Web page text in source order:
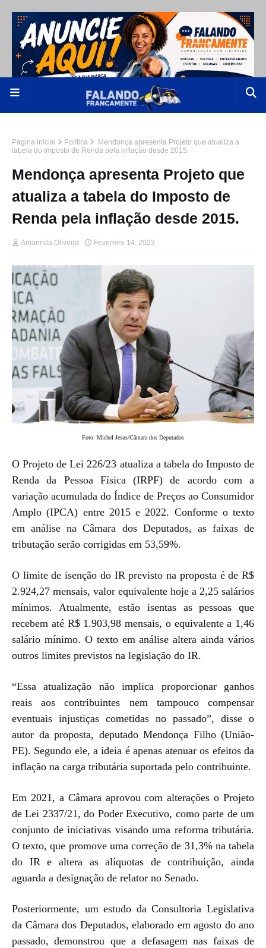
Página inicial Política
Mendonça apresenta Projeto que atualiza a
tabela do Imposto de Renda pela inflação desde 2015.
Mendonça apresenta Projeto que
atualiza a tabela do Imposto de
Renda pela inflação desde 2015.
Amannda Oliveira Fevereiro 14, 2023
Foto: Michel Jesus/Câmara dos Deputados
O Projeto de Lei 226/23 atualiza a tabela do Imposto de
Renda da Pessoa Física (IRPF) de acordo com a
variação acumulada do Índice de Preços ao Consumidor
Amplo (IPCA) entre 2015 e 2022. Conforme o texto
em análise na Câmara dos Deputados, as faixas de
tributação serão corrigidas em 53,59%.
O limite de isenção do IR previsto na proposta é de R$
2.924,27 mensais, valor equivalente hoje a 2,25 salários
mínimos. Atualmente, estão isentas as pessoas que
recebem até R$ 1.903,98 mensais, o equivalente a 1,46
salário mínimo. O texto em análise altera ainda vários
outros limites previstos na legislação do IR.
“Essa atualização não implica proporcionar ganhos
reais aos contribuintes nem tampouco compensar
eventuais injustiças cometidas no passado”, disse o
autor da proposta, deputado Mendonça Filho (União-
PE). Segundo ele, a ideia é apenas atenuar os efeitos da
inflação na carga tributária suportada pelo contribuinte.
Em 2021, a Câmara aprovou com alterações o Projeto
de Lei 2337/21, do Poder Executivo, como parte de um
conjunto de iniciativas visando uma reforma tributária.
O texto, que promove uma correção de 31,3% na tabela
do IR e altera as alíquotas de contribuição, ainda
aguarda a designação de relator no Senado.
Posteriormente, um estudo da Consultoria Legislativa
da Câmara dos Deputados, elaborado em agosto do ano
passado, demonstrou que a defasagem nas faixas de